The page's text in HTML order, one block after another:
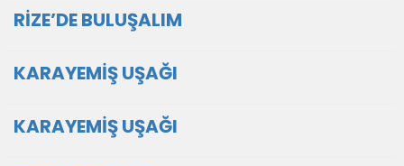
RİZE’DE BULUŞALIM
KARAYEMİŞ UŞAĞI
KARAYEMİŞ UŞAĞI